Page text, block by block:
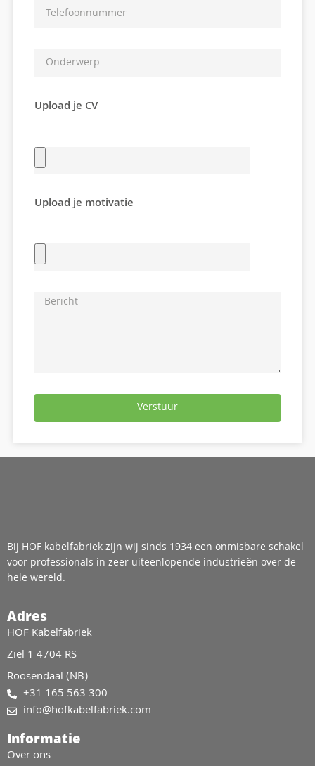
Upload je CV
Upload je motivatie
Verstuur
Bij HOF kabelfabriek zijn wij sinds 1934 een onmisbare schakel
voor professionals in zeer uiteenlopende industrieën over de
hele wereld.
Adres
HOF Kabelfabriek
Ziel 1 4704 RS
Roosendaal (NB)
+31 165 563 300
info@hofkabelfabriek.com
Informatie
Over ons